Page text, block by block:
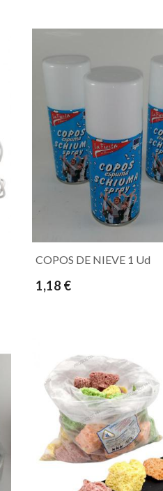
COPOS DE NIEVE 1 Ud
1,18 €